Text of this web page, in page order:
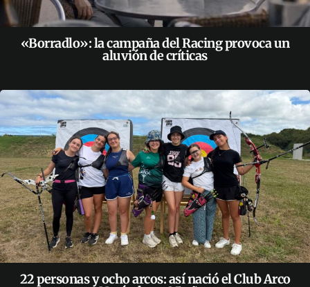
«Borradlo»: la campaña del Racing provoca un
aluvión de críticas
22 personas y ocho arcos: así nació el Club Arco